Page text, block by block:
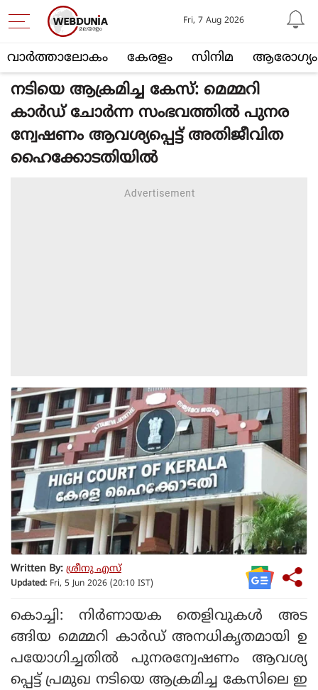
വാര്‍ത്താലോകം കേരളം സിനിമ ആരോഗ്യം
Fri, 7 Aug 2026
നടിയെ ആക്രമിച്ച കേസ്: മെമ്മറി
കാര്‍ഡ് ചോര്‍ന്ന സംഭവത്തില്‍ പുനര
ന്വേഷണം ആവശ്യപ്പെട്ട് അതിജീവിത
ഹൈക്കോടതിയില്‍
Written By: ശ്രീനു എസ്
Updated: Fri, 5 Jun 2026 (20:10 IST)
കൊച്ചി: നിര്‍ണായക തെളിവുകള്‍ അട
ങ്ങിയ മെമ്മറി കാര്‍ഡ് അനധികൃതമായി ഉ
പയോഗിച്ചതില്‍ പുനരന്വേഷണം ആവശ്യ
പ്പെട്ട് പ്രമുഖ നടിയെ ആക്രമിച്ച കേസിലെ ഇ